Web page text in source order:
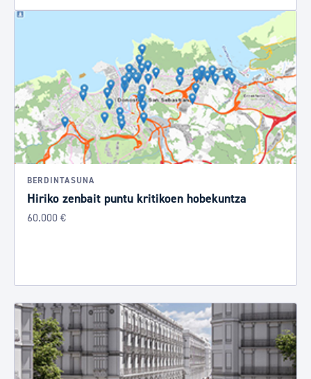
BERDINTASUNA
Hiriko zenbait puntu kritikoen hobekuntza
60.000 €